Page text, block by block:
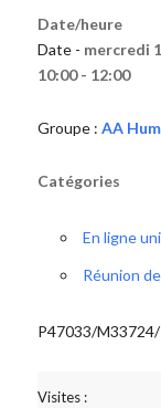
Date/heure
Date - mercredi
10:00 - 12:00
Groupe : AA
Catégories
En ligne
Réunion
P47033/
Visites :